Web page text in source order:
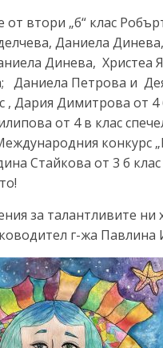
от втори „б“ клас
Даниела
Динева, Христеа
Даниела Петрова и
, Дария Димитрова от 4
от 4 в клас
конкурс
Стайкова от 3 б
за талантливите ни
г-жа Павлина